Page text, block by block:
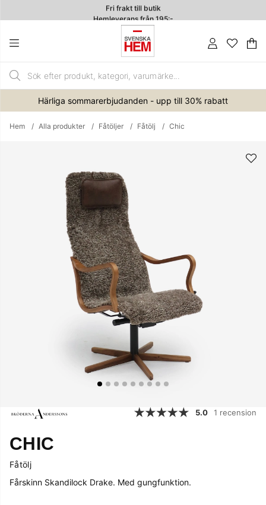
Fri frakt till butik
Hemleverans från 195:-
4.7
.
Härliga sommarerbjudanden - upp till 30% rabatt
Hem Alla produkter Fåtöljer Fåtölj Chic
5.0 1 recension
CHIC
Fåtölj
Fårskinn Skandilock Drake. Med gungfunktion.